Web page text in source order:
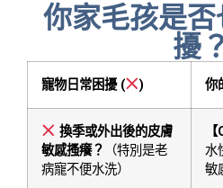
你家毛孩是否
擾？
寵物日常困擾 ( ) 你
換季或外出後的皮膚
敏感搔癢？
（特別是老
病寵不便水洗）
水
敏